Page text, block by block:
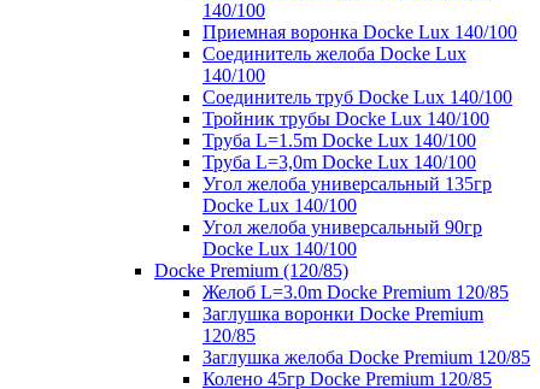
140/100
Приемная воронка Docke Lux 140/100
Соединитель желоба Docke Lux
140/100
Соединитель труб Docke Lux 140/100
Тройник трубы Docke Lux 140/100
Труба L=1.5m Docke Lux 140/100
Труба L=3,0m Docke Lux 140/100
Угол желоба универсальный 135гр
Docke Lux 140/100
Угол желоба универсальный 90гр
Docke Lux 140/100
Docke Premium (120/85)
Желоб L=3.0m Docke Premium 120/85
Заглушка воронки Docke Premium
120/85
Заглушка желоба Docke Premium 120/85
Колено 45гр Docke Premium 120/85